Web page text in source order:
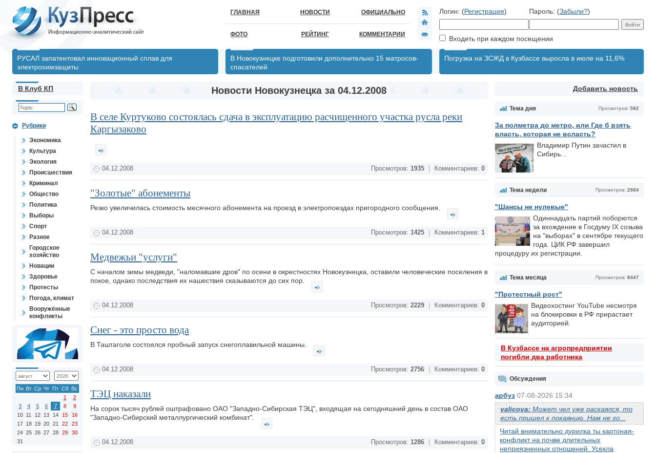
ГЛАВНАЯ НОВОСТИ ОФИЦИАЛЬНО
ФОТО РЕЙТИНГ КОММЕНТАРИИ
Логин: (Регистрация) Пароль: (Забыли?)
Входить при каждом посещении
РУСАЛ запатентовал инновационный сплав для
электрохимзащиты
В Новокузнецке подготовили дополнительно 15 матросов-
спасателей
Погрузка на ЗСЖД в Кузбассе выросла в июле на 11,6%
Добавить новость
Просмотров: 582
Тема дня
За полметра до метро, или Где б взять
власть, которая не всласть?
Владимир Путин зачастил в
Сибирь...
Просмотров: 2984
Тема недели
"Шансы не нулевые"
Одиннадцать партий поборются
за вхождение в Госдуму IX созыва
на "выборах" в сентябре текущего
года. ЦИК РФ завершил
процедуру их регистрации.
Просмотров: 8447
Тема месяца
"Протестный рост"
Видеохостинг YouTube несмотря
на блокировки в РФ прирастает
аудиторией.
В Кузбассе на агропредприятии
погибли два работника
Обсуждения
арбуз 07-08-2026 15:34
valicova: Может чел уже раскаялся, то
есть пришел к покаянию. Нам не го...
Читай внимательно дурилка ты картоная-
конфликт на почве длительных
неприязненных отношений. Усекла
В Клуб КП
Рубрики
Экономика
Культура
Экология
Происшествия
Криминал
Общество
Политика
Выборы
Спорт
Разное
Городское
хозяйство
Новации
Здоровье
Протесты
Погода, климат
Вооружённые
конфликты
Пн Вт Ср Чт Пт Сб Вс
1
2
3
4 5 6 7 8
9
10 11 12 13 14 15
16
17 18 19 20 21 22
23
24 25 26 27 28 29
30
31
Новости Новокузнецка за 04.12.2008
В селе Куртуково состоялась сдача в эксплуатацию расчищенного участка русла реки
Каргызаково
04.12.2008 Просмотров: 1935 Комментариев: 0
"Золотые" абонементы
Резко увеличилась стоимость месячного абонемента на проезд в электропоездах пригородного сообщения.
04.12.2008 Просмотров: 1425 Комментариев: 1
Медвежьи "услуги"
С началом зимы медведи, "наломавшие дров" по осени в окрестностях Новокузнецка, оставили человеческие поселения в
покое, однако последствия их нашествия сказываются до сих пор.
04.12.2008 Просмотров: 2229 Комментариев: 0
Снег - это просто вода
В Таштаголе состоялся пробный запуск снегоплавильной машины.
04.12.2008 Просмотров: 2756 Комментариев: 0
ТЭЦ наказали
На сорок тысяч рублей оштрафовано ОАО "Западно-Сибирская ТЭЦ", входящая на сегодняшний день в состав ОАО
"Западно-Сибирский металлургический комбинат".
04.12.2008 Просмотров: 1286 Комментариев: 0